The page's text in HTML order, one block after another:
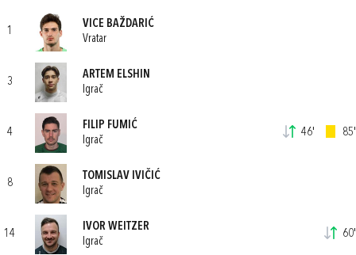
1
VICE BAŽDARIĆ
Vratar
3
ARTEM ELSHIN
Igrač
4
FILIP FUMIĆ
Igrač
46' 85'
8
TOMISLAV IVIČIĆ
Igrač
14
IVOR WEITZER
Igrač
60'